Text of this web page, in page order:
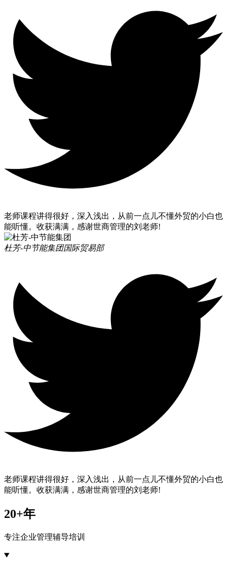
老师课程讲得很好，深入浅出，从前一点儿不懂外贸的小白也
能听懂。收获满满，感谢世商管理的刘老师!
杜芳-中节能集团国际贸易部
老师课程讲得很好，深入浅出，从前一点儿不懂外贸的小白也
能听懂。收获满满，感谢世商管理的刘老师!
20+年
专注企业管理辅导培训